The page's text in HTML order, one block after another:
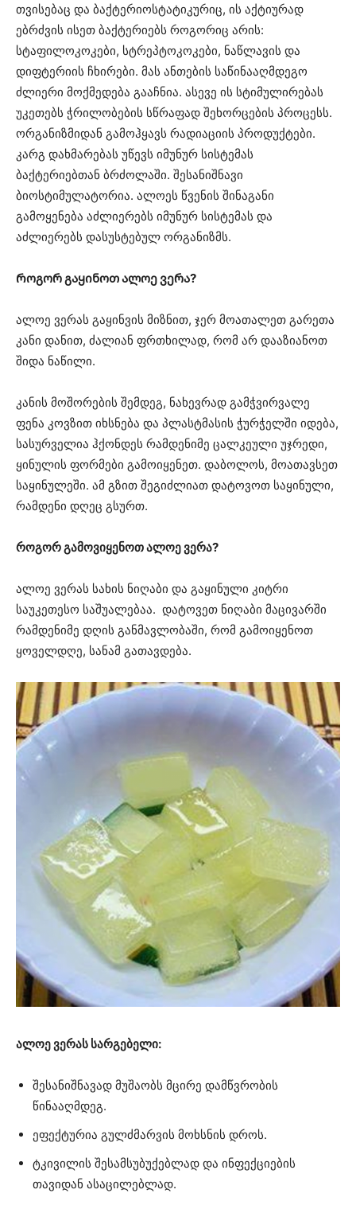
თვისებაც და ბაქტერიოსტატიკურიც, ის აქტიურად
ებრძვის ისეთ ბაქტერიებს როგორიც არის:
სტაფილოკოკები, სტრეპტოკოკები, ნაწლავის და
დიფტერიის ჩხირები. მას ანთების საწინააღმდეგო
ძლიერი მოქმედება გააჩნია. ასევე ის სტიმულირებას
უკეთებს ჭრილობების სწრაფად შეხორცების პროცესს.
ორგანიზმიდან გამოჰყავს რადიაციის პროდუქტები.
კარგ დახმარებას უწევს იმუნურ სისტემას
ბაქტერიებთან ბრძოლაში. შესანიშნავი
ბიოსტიმულატორია. ალოეს წვენის შინაგანი
გამოყენება აძლიერებს იმუნურ სისტემას და
აძლიერებს დასუსტებულ ორგანიზმს.
Როგორ გაყინოთ ალოე ვერა?
ალოე ვერას გაყინვის მიზნით, ჯერ მოათალეთ გარეთა
კანი დანით, ძალიან ფრთხილად, რომ არ დააზიანოთ
შიდა ნაწილი.
კანის მოშორების შემდეგ, ნახევრად გამჭვირვალე
ფენა კოვზით იხსნება და პლასტმასის ჭურჭელში იდება,
სასურველია ჰქონდეს რამდენიმე ცალკეული უჯრედი,
ყინულის ფორმები გამოიყენეთ. დაბოლოს, მოათავსეთ
საყინულეში. ამ გზით შეგიძლიათ დატოვოთ საყინული,
რამდენი დღეც გსურთ.
როგორ გამოვიყენოთ ალოე ვერა?
ალოე ვერას სახის ნიღაბი და გაყინული კიტრი
საუკეთესო საშუალებაა. დატოვეთ ნიღაბი მაცივარში
რამდენიმე დღის განმავლობაში, რომ გამოიყენოთ
ყოველდღე, სანამ გათავდება.
ალოე ვერას სარგებელი:
შესანიშნავად მუშაობს მცირე დამწვრობის
წინააღმდეგ.
ეფექტურია გულძმარვის მოხსნის დროს.
ტკივილის შესამსუბუქებლად და ინფექციების
თავიდან ასაცილებლად.